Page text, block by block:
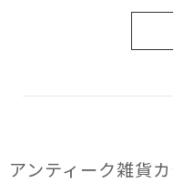
アンティーク雑貨